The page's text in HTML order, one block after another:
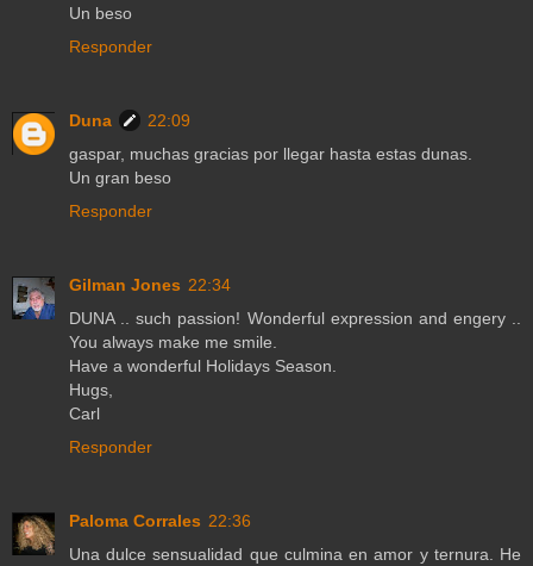
Un beso
Responder
Duna
22:09
gaspar, muchas gracias por llegar hasta estas dunas.
Un gran beso
Responder
Gilman Jones 22:34
DUNA .. such passion! Wonderful expression and engery ..
You always make me smile.
Have a wonderful Holidays Season.
Hugs,
Carl
Responder
Paloma Corrales 22:36
Una dulce sensualidad que culmina en amor y ternura. He